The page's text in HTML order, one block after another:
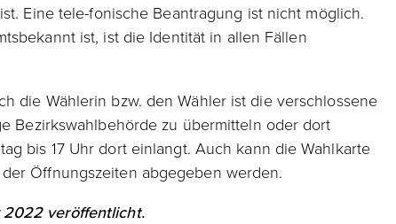
Eine tele-fonische Beantragung ist nicht möglich.
ist, ist die Identität in allen Fällen
die Wählerin bzw. den Wähler ist die verschlossene
Bezirkswahlbehörde zu übermitteln oder dort
bis 17 Uhr dort einlangt. Auch kann die Wahlkarte
Öffnungszeiten abgegeben werden.
2022 veröffentlicht.